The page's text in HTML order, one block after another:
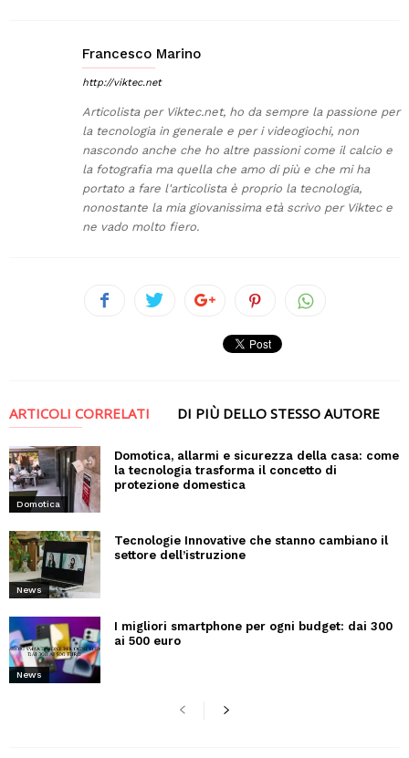
Francesco Marino
http://viktec.net
Articolista per Viktec.net, ho da sempre la passione per
la tecnologia in generale e per i videogiochi, non
nascondo anche che ho altre passioni come il calcio e
la fotografia ma quella che amo di più e che mi ha
portato a fare l'articolista è proprio la tecnologia,
nonostante la mia giovanissima età scrivo per Viktec e
ne vado molto fiero.
ARTICOLI CORRELATI DI PIÙ DELLO STESSO AUTORE
Domotica
Domotica, allarmi e sicurezza della casa: come
la tecnologia trasforma il concetto di
protezione domestica
News
Tecnologie Innovative che stanno cambiano il
settore dell’istruzione
News
I migliori smartphone per ogni budget: dai 300
ai 500 euro